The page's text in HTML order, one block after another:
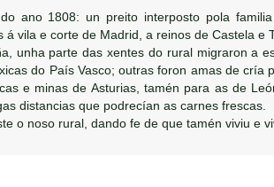
ano 1808: un preito interposto pola
vila e corte de Madrid, a reinos de Castela e
unha parte das xentes do rural migraron a
do País Vasco; outras foron amas de cría
e minas de Asturias, tamén para as de
distancias que podrecían as carnes frescas.
o noso rural, dando fe de que tamén viviu e